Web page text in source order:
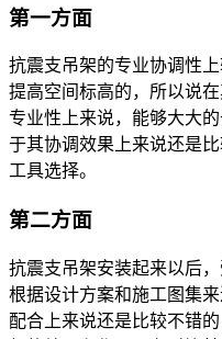
第一方面
抗震支吊架的专业协调性
提高空间标高的，所以说
专业性上来说，能够大大
于其协调效果上来说还是
工具选择。
第二方面
抗震支吊架安装起来以后
根据设计方案和施工图集
配合上来说还是比较不错